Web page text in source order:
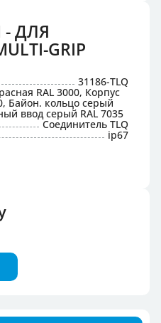
ДЛЯ
GRIP
31186-TLQ
RAL 3000, Корпус
Байон. кольцо серый
ввод серый RAL 7035
Соединитель TLQ
ip67